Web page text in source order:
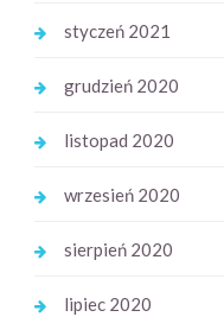
styczeń 2021
grudzień 2020
listopad 2020
wrzesień 2020
sierpień 2020
lipiec 2020